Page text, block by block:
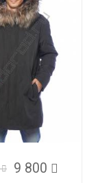
9 800